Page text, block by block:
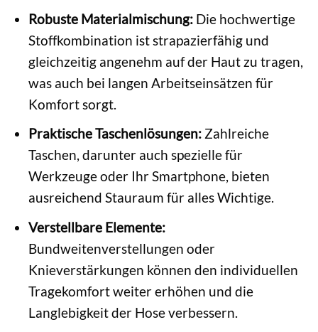
Robuste Materialmischung:Die hochwertige
Stoffkombination ist strapazierfähig und
gleichzeitig angenehm auf der Haut zu tragen,
was auch bei langen Arbeitseinsätzen für
Komfort sorgt.
Praktische Taschenlösungen:Zahlreiche
Taschen, darunter auch spezielle für
Werkzeuge oder Ihr Smartphone, bieten
ausreichend Stauraum für alles Wichtige.
Verstellbare Elemente:
Bundweitenverstellungen oder
Knieverstärkungen können den individuellen
Tragekomfort weiter erhöhen und die
Langlebigkeit der Hose verbessern.